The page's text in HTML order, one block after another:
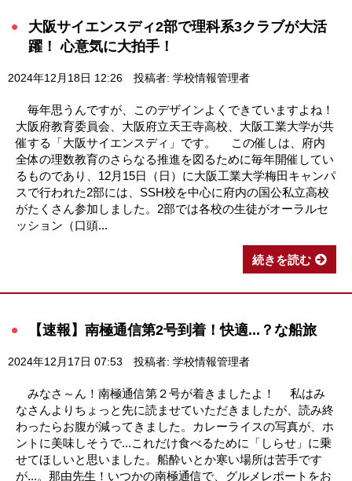
大阪サイエンスディ2部で理科系3クラブが大活
躍！ 心意気に大拍手！
2024年12月18日 12:26 投稿者: 学校情報管理者
毎年思うんですが、このデザインよくできていますよね！
大阪府教育委員会、大阪府立天王寺高校、大阪工業大学が共
催する「大阪サイエンスディ」です。 この催しは、府内
全体の理数教育のさらなる推進を図るために毎年開催してい
るものであり、12月15日（日）に大阪工業大学梅田キャンパ
スで行われた2部には、SSH校を中心に府内の国公私立高校
がたくさん参加しました。2部では各校の生徒がオーラルセ
ッション（口頭...
続きを読む
【速報】南極通信第2号到着！快適...？な船旅
2024年12月17日 07:53 投稿者: 学校情報管理者
みなさ～ん！南極通信第２号が着きましたよ！ 私はみ
なさんよりちょっと先に読ませていただきましたが、読み終
わったらお腹が減ってきました。カレーライスの写真が、ホ
ントに美味しそうで...これだけ食べるために「しらせ」に乗
せてほしいと思いました。船酔いとか寒い場所は苦手です
が...。那由先生！いつかの南極通信で、グルメレポートをお